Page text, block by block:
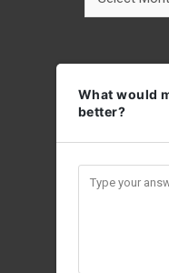
What would
better?